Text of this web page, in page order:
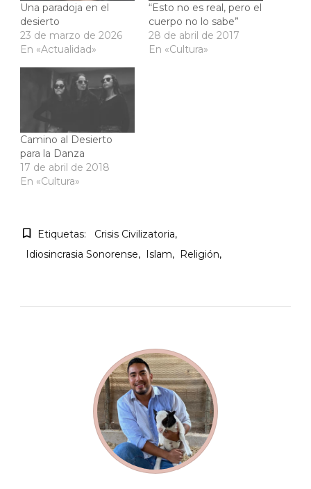
Una paradoja en el
desierto
23 de marzo de 2026
En «Actualidad»
“Esto no es real, pero el
cuerpo no lo sabe”
28 de abril de 2017
En «Cultura»
Camino al Desierto
para la Danza
17 de abril de 2018
En «Cultura»
Etiquetas:
Crisis Civilizatoria
Idiosincrasia Sonorense
Islam Religión